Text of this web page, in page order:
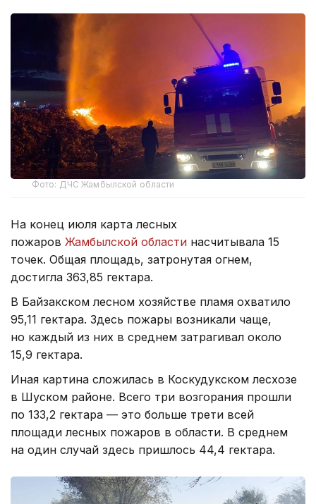
Фото: ДЧС Жамбылской области
На конец июля карта лесных
пожаров Жамбылской области насчитывала 15
точек. Общая площадь, затронутая огнем,
достигла 363,85 гектара.
В Байзакском лесном хозяйстве пламя охватило
95,11 гектара. Здесь пожары возникали чаще,
но каждый из них в среднем затрагивал около
15,9 гектара.
Иная картина сложилась в Коскудукском лесхозе
в Шуском районе. Всего три возгорания прошли
по 133,2 гектара — это больше трети всей
площади лесных пожаров в области. В среднем
на один случай здесь пришлось 44,4 гектара.